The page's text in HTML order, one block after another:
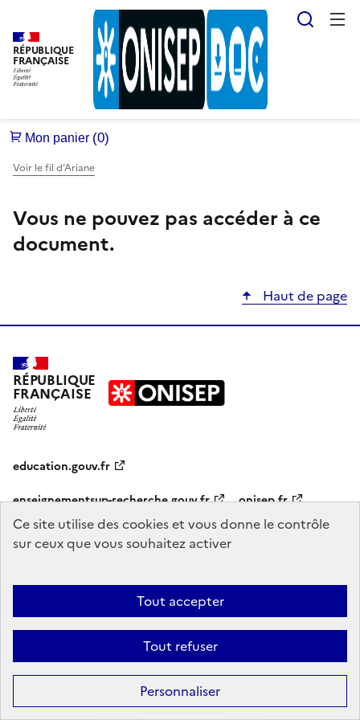
Ce site utilise des cookies et vous donne le contrôle
sur ceux que vous souhaitez activer
Tout accepter
Tout refuser
Personnaliser
RÉPUBLIQUE
FRANÇAISE
Voir le fil d’Ariane
Vous ne pouvez pas accéder à ce
document.
Haut de page
RÉPUBLIQUE
FRANÇAISE
education.gouv.fr
enseignementsup-recherche.gouv.fr
onisep.fr
Sauf mention explicite de propriété intellectuelle détenue par des tiers,
les contenus de ce site sont proposés souslicence etalab-2.0